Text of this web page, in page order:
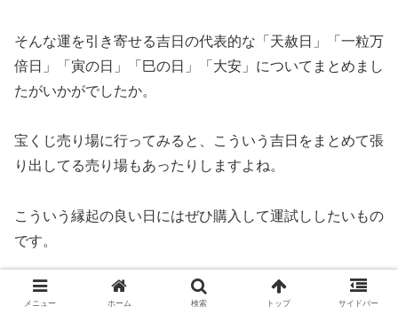
そんな運を引き寄せる吉日の代表的な「天赦日」「一粒万
倍日」「寅の日」「巳の日」「大安」についてまとめまし
たがいかがでしたか。
宝くじ売り場に行ってみると、こういう吉日をまとめて張
り出してる売り場もあったりしますよね。
こういう縁起の良い日にはぜひ購入して運試ししたいもの
です。
そんな宝くじで、ジャンボ宝くじはやっぱり賞金額も大き
メニュー ホーム 検索 トップ サイドバー